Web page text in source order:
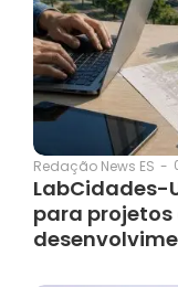
Redação News ES -
LabCidades-
para